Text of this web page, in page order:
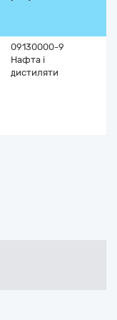
09130000-9
Нафта і
дистиляти